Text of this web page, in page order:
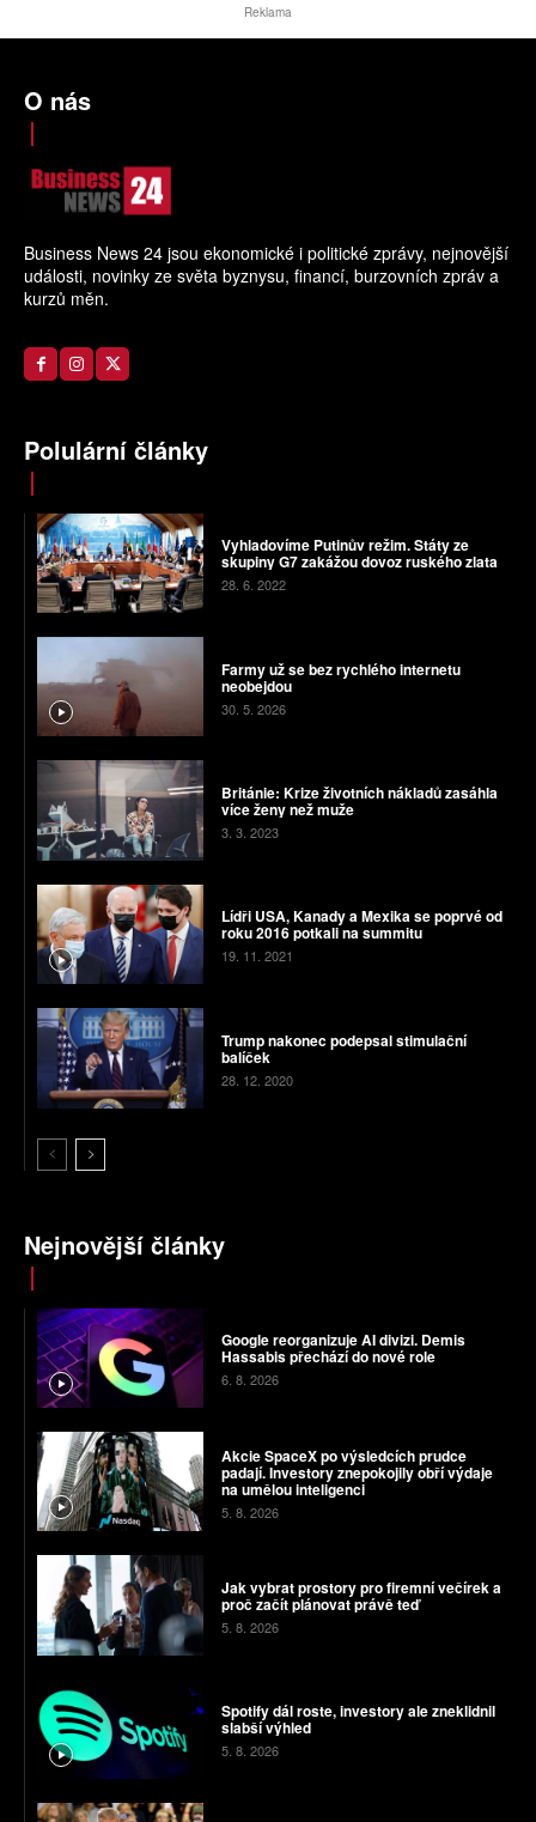
Reklama
O nás
Business News 24 jsou ekonomické i politické zprávy, nejnovější
události, novinky ze světa byznysu, financí, burzovních zpráv a
kurzů měn.
Polulární články
Vyhladovíme Putinův režim. Státy ze
skupiny G7 zakážou dovoz ruského zlata
28. 6. 2022
Farmy už se bez rychlého internetu
neobejdou
30. 5. 2026
Británie: Krize životních nákladů zasáhla
více ženy než muže
3. 3. 2023
Lídři USA, Kanady a Mexika se poprvé od
roku 2016 potkali na summitu
19. 11. 2021
Trump nakonec podepsal stimulační
balíček
28. 12. 2020
Nejnovější články
Google reorganizuje AI divizi. Demis
Hassabis přechází do nové role
6. 8. 2026
Akcie SpaceX po výsledcích prudce
padají. Investory znepokojily obří výdaje
na umělou inteligenci
5. 8. 2026
Jak vybrat prostory pro firemní večírek a
proč začít plánovat právě teď
5. 8. 2026
Spotify dál roste, investory ale zneklidnil
slabší výhled
5. 8. 2026